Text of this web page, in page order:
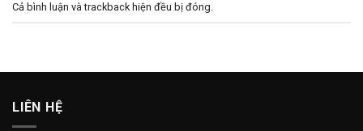
Cả bình luận và trackback hiện đều bị đóng.
LIÊN HỆ